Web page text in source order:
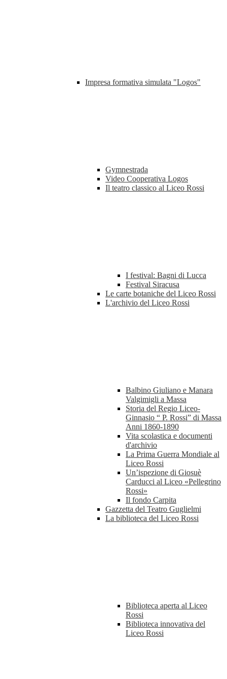
Impresa formativa simulata "Logos"
Gymnestrada
Video Cooperativa Logos
Il teatro classico al Liceo Rossi
I festival: Bagni di Lucca
Festival Siracusa
Le carte botaniche del Liceo Rossi
L'archivio del Liceo Rossi
Balbino Giuliano e Manara
Valgimigli a Massa
Storia del Regio Liceo-
Ginnasio “ P. Rossi” di Massa
Anni 1860-1890
Vita scolastica e documenti
d'archivio
La Prima Guerra Mondiale al
Liceo Rossi
Un’ispezione di Giosuè
Carducci al Liceo «Pellegrino
Rossi»
Il fondo Carpita
Gazzetta del Teatro Guglielmi
La biblioteca del Liceo Rossi
Biblioteca aperta al Liceo
Rossi
Biblioteca innovativa del
Liceo Rossi